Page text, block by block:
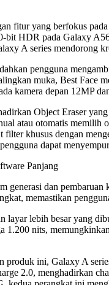
fitur yang berfokus
bit HDR pada Galaxy
A series mendorong
pengguna
muka, Best
kamera depan 12MP
Object Eraser
atau otomatis
khusus dengan
dapat
Panjang
dan
memastikan
lebih besar yang
nits,
ini, Galaxy A
2.0, menghadirkan